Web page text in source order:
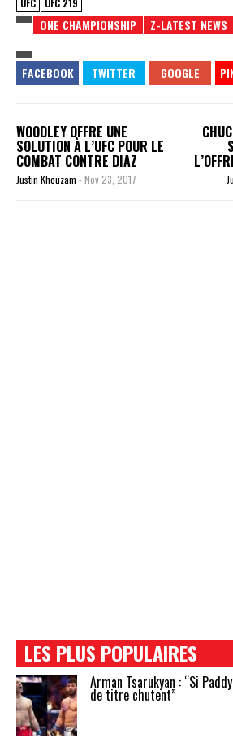
UFC UFC 219
ONE CHAMPIONSHIP Z-LATEST NEWS
WOODLEY OFFRE UNE
SOLUTION À L’UFC POUR LE
COMBAT CONTRE DIAZ
Justin Khouzam - Nov 23, 2017
LES PLUS POPULAIRES
Arman Tsarukyan : “Si
de titre chutent”